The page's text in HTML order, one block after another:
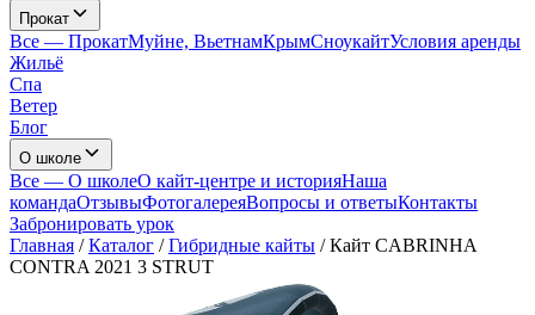
Прокат
Все — ПрокатМуйне, ВьетнамКрымСноукайтУсловия аренды
Жильё
Спа
Ветер
Блог
О школе
Все — О школеО кайт-центре и историяНаша
командаОтзывыФотогалереяВопросы и ответыКонтакты
Забронировать урок
Главная /Каталог /Гибридные кайты /Кайт CABRINHA
CONTRA 2021 3 STRUT